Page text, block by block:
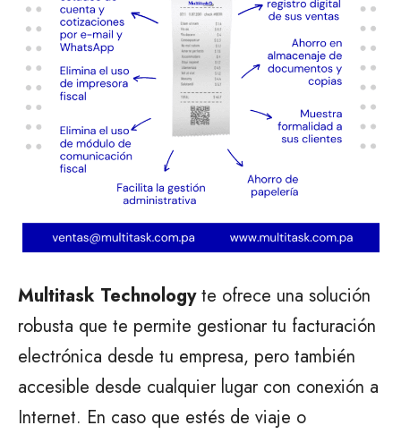
Multitask Technologyte ofrece una solución
robusta que te permite gestionar tu facturación
electrónica desde tu empresa, pero también
accesible desde cualquier lugar con conexión a
Internet. En caso que estés de viaje o